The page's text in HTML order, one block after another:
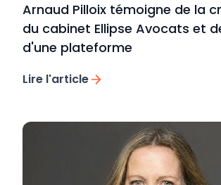
Arnaud Pilloix témoigne de la
du cabinet Ellipse Avocats et
d'une plateforme
Lire l'article